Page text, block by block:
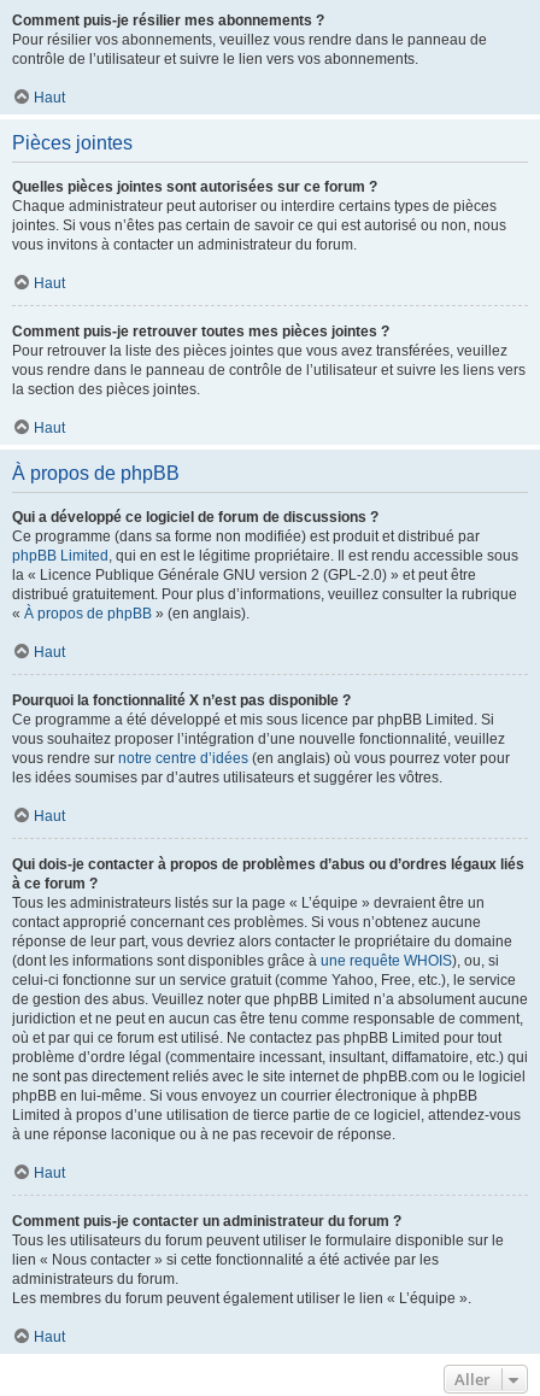
Comment puis-je résilier mes abonnements ?
Pour résilier vos abonnements, veuillez vous rendre dans le panneau de
contrôle de l’utilisateur et suivre le lien vers vos abonnements.
Haut
Pièces jointes
Quelles pièces jointes sont autorisées sur ce forum ?
Chaque administrateur peut autoriser ou interdire certains types de pièces
jointes. Si vous n’êtes pas certain de savoir ce qui est autorisé ou non, nous
vous invitons à contacter un administrateur du forum.
Haut
Comment puis-je retrouver toutes mes pièces jointes ?
Pour retrouver la liste des pièces jointes que vous avez transférées, veuillez
vous rendre dans le panneau de contrôle de l’utilisateur et suivre les liens vers
la section des pièces jointes.
Haut
À propos de phpBB
Qui a développé ce logiciel de forum de discussions ?
Ce programme (dans sa forme non modifiée) est produit et distribué par
phpBB Limited , qui en est le légitime propriétaire. Il est rendu accessible sous
la « Licence Publique Générale GNU version 2 (GPL-2.0) » et peut être
distribué gratuitement. Pour plus d’informations, veuillez consulter la rubrique
« À propos de phpBB » (en anglais).
Haut
Pourquoi la fonctionnalité X n’est pas disponible ?
Ce programme a été développé et mis sous licence par phpBB Limited. Si
vous souhaitez proposer l’intégration d’une nouvelle fonctionnalité, veuillez
vous rendre sur notre centre d’idées (en anglais) où vous pourrez voter pour
les idées soumises par d’autres utilisateurs et suggérer les vôtres.
Haut
Qui dois-je contacter à propos de problèmes d’abus ou d’ordres légaux liés
à ce forum ?
Tous les administrateurs listés sur la page « L’équipe » devraient être un
contact approprié concernant ces problèmes. Si vous n’obtenez aucune
réponse de leur part, vous devriez alors contacter le propriétaire du domaine
(dont les informations sont disponibles grâce à une requête WHOIS), ou, si
celui-ci fonctionne sur un service gratuit (comme Yahoo, Free, etc.), le service
de gestion des abus. Veuillez noter que phpBB Limited n’a absolument aucune
juridiction et ne peut en aucun cas être tenu comme responsable de comment,
où et par qui ce forum est utilisé. Ne contactez pas phpBB Limited pour tout
problème d’ordre légal (commentaire incessant, insultant, diffamatoire, etc.) qui
ne sont pas directement reliés avec le site internet de phpBB.com ou le logiciel
phpBB en lui-même. Si vous envoyez un courrier électronique à phpBB
Limited à propos d’une utilisation de tierce partie de ce logiciel, attendez-vous
à une réponse laconique ou à ne pas recevoir de réponse.
Haut
Comment puis-je contacter un administrateur du forum ?
Tous les utilisateurs du forum peuvent utiliser le formulaire disponible sur le
lien « Nous contacter » si cette fonctionnalité a été activée par les
administrateurs du forum.
Les membres du forum peuvent également utiliser le lien « L’équipe ».
Haut
Aller